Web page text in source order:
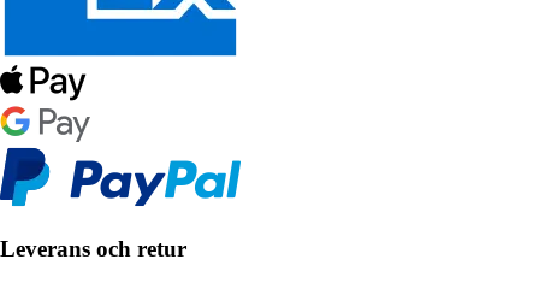
Leverans och retur